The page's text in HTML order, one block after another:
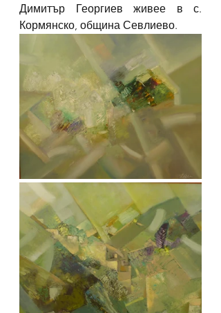
Димитър Георгиев живее в с.
Кормянско, община Севлиево.